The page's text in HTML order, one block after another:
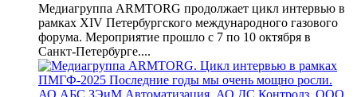
Медиагруппа ARMTORG продолжает цикл интервью в
рамках XIV Петербургского международного газового
форума. Мероприятие прошло с 7 по 10 октября в
Санкт-Петербурге....